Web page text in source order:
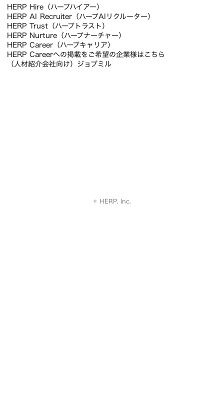
HERP Hire（ハープハイアー）
HERP AI Recruiter（ハープAIリクルーター）
HERP Trust（ハープトラスト）
HERP Nurture（ハープナーチャー）
HERP Career（ハープキャリア）
HERP Careerへの掲載をご希望の企業様はこちら
（人材紹介会社向け）ジョブミル
© HERP, Inc.